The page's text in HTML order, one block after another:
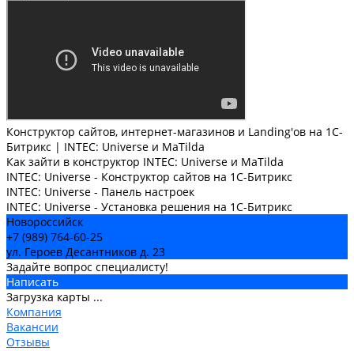
Конструктор сайтов, интернет-магазинов и Landing'ов на 1С-
Битрикс | INTEC: Universe и MaTilda
Как зайти в конструктор INTEC: Universe и MaTilda
INTEC: Universe - Конструктор сайтов на 1С-Битрикс
INTEC: Universe - Панель настроек
INTEC: Universe - Установка решения на 1С-Битрикс
Новороссийск
+7 (989) 764-60-25
ул. Героев Десантников д. 23
Задайте вопрос специалисту!
Написать
Загрузка карты ...
Компания
Вакансии
Отзывы